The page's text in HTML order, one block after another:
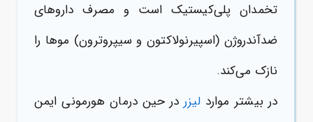
تخمدان پلی‌کیستیک است و مصرف داروهای
ضدآندروژن (اسپیرنولاکتون و سیپروترون) موها را
نازک می‌کند.
در بیشتر مواردلیزردر حین درمان هورمونی ایمن